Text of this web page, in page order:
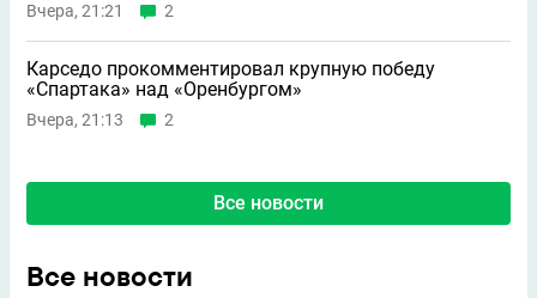
Вчера, 21:21 2
Карседо прокомментировал крупную победу
«Спартака» над «Оренбургом»
Вчера, 21:13 2
Все новости
Все новости